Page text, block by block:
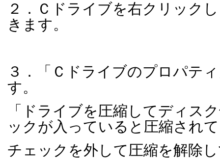
２．Ｃドライブを右クリック
きます。
３．「Ｃドライブのプロパテ
す。
「ドライブを圧縮してディス
ックが入っていると圧縮され
チェックを外して圧縮を解除